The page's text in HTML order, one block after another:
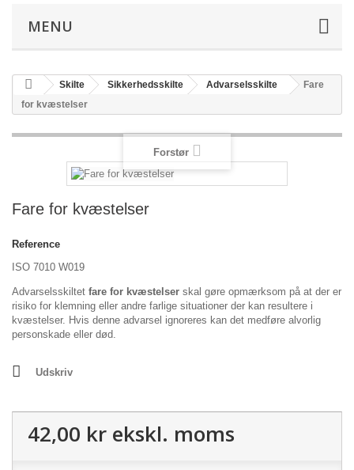
MENU
Skilte Sikkerhedsskilte Advarselsskilte
Fare
for kvæstelser
Forstør
Fare for kvæstelser
Reference
ISO 7010 W019
Advarselsskiltet fare for kvæstelser skal gøre opmærksom på at der er
risiko for klemning eller andre farlige situationer der kan resultere i
kvæstelser. Hvis denne advarsel ignoreres kan det medføre alvorlig
personskade eller død.
Udskriv
42,00 kr ekskl. moms